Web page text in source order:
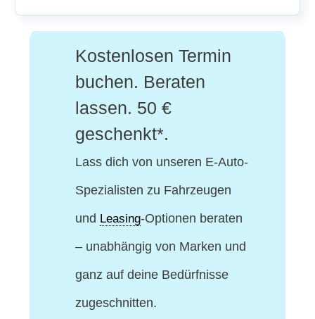
Kostenlosen Termin
buchen. Beraten
lassen. 50 €
geschenkt*.
Lass dich von unseren E-Auto-
Spezialisten zu Fahrzeugen
und Leasing-Optionen beraten
– unabhängig von Marken und
ganz auf deine Bedürfnisse
zugeschnitten.